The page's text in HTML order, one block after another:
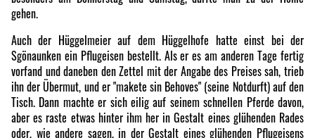
gehen.
Auch der Hüggelmeier auf dem Hüggelhofe hatte einst bei der
Sgönaunken ein Pflugeisen bestellt. Als er es am anderen Tage fertig
vorfand und daneben den Zettel mit der Angabe des Preises sah, trieb
ihn der Übermut, und er "makete sin Behoves" (seine Notdurft) auf den
Tisch. Dann machte er sich eilig auf seinem schnellen Pferde davon,
aber es raste etwas hinter ihm her in Gestalt eines glühenden Rades
oder, wie andere sagen, in der Gestalt eines glühenden Pflugeisens